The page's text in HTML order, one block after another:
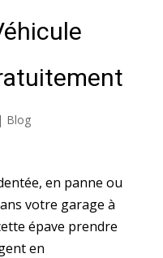
| Blog
en panne ou
votre garage à
épave prendre
en